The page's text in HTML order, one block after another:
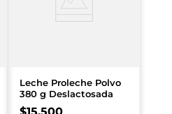
Leche Proleche Polvo
380 g Deslactosada